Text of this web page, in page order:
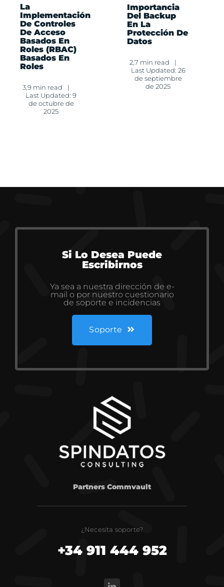
La
Implementación
De Controles
De Acceso
Basados En
Roles (RBAC)
Basados En
Roles
3,9 min read
|
Last Updated: 9
de octubre de
2025
Importancia
Del Backup
En La
Protección De
Datos
2,7 min read
|
Last Updated: 26
de septiembre
de 2025
Si Lo Desea Puede
Escribirnos
Ya sea a nuestra dirección de e-
mail o por nuestro cuestionario
de soporte e incidencias
Soporte
Partners Commvault
¿Necesita soporte?
+34 911 444 952